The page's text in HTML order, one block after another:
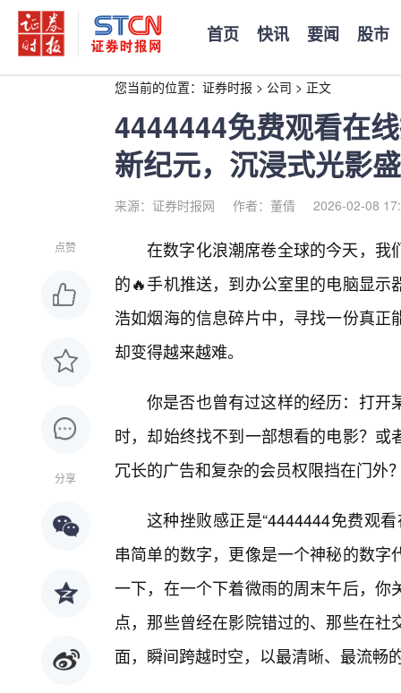
首页 快讯 要闻 股市
您当前的位置： 证券时报 > 公司 > 正文
4444444免费观看在
新纪元，沉浸式光影
来源：证券时报网 作者：董倩 2026-02-08
点赞
分享
在数字化浪潮席卷全球的今天，我
的🔥手机推送，到办公室里的电脑显
浩如烟海的信息碎片中，寻找一份真
却变得越来越难。
你是否也曾有过这样的经历：打开
时，却始终找不到一部想看的电影？
冗长的广告和复杂的会员权限挡在门外
这种挫败感正是“4444444免费观
串简单的数字，更像是一个神秘的数
一下，在一个下着微雨的周末午后，
点，那些曾经在影院错过的、那些在
面，瞬间跨越时空，以最清晰、最流畅